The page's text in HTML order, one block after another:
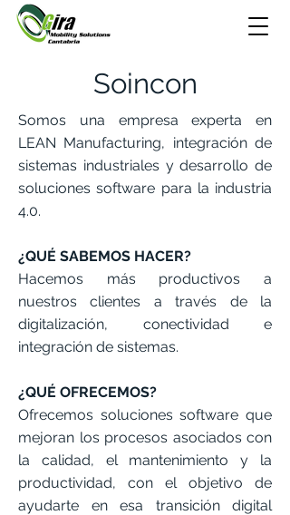
Soincon
Somos una empresa experta en
LEAN Manufacturing, integración de
sistemas industriales y desarrollo de
soluciones software para la industria
4.0.
¿QUÉ SABEMOS HACER?
Hacemos más productivos a
nuestros clientes a través de la
digitalización, conectividad e
integración de sistemas.
¿QUÉ OFRECEMOS?
Ofrecemos soluciones software que
mejoran los procesos asociados con
la calidad, el mantenimiento y la
productividad, con el objetivo de
ayudarte en esa transición digital